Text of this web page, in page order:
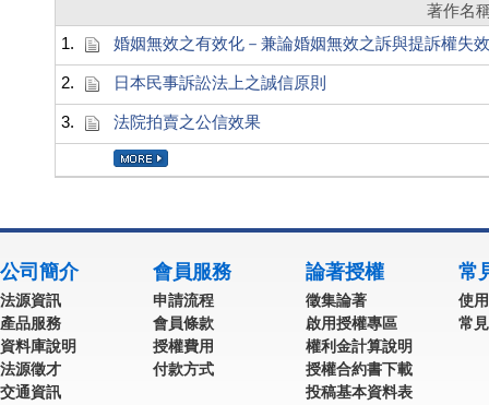
著作名
1.
婚姻無效之有效化－兼論婚姻無效之訴與提訴權失效
2. 日本民事訴訟法上之誠信原則
3. 法院拍賣之公信效果
公司簡介
法源資訊
產品服務
資料庫說明
法源徵才
交通資訊
會員服務
申請流程
會員條款
授權費用
付款方式
論著授權
徵集論著
啟用授權專區
權利金計算說明
授權合約書下載
投稿基本資料表
常
使
常